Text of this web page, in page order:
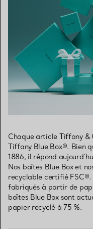
Chaque article Tiffany &
Tiffany Blue Box®. Bien
1886, il répond
Nos boîtes Blue Box et
recyclable certifié FSC®.
fabriqués à partir de
boîtes Blue Box sont
papier recyclé à 75 %.